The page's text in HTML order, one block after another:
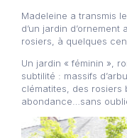
Madeleine a transmis
d’un jardin
rosiers, à quelques
Un jardin « féminin »,
subtilité : massifs
clématites, des rosiers
abondance…sans